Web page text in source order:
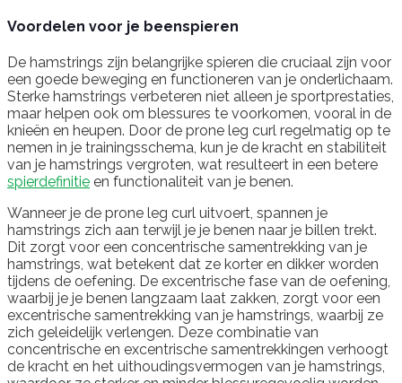
Voordelen voor je beenspieren
De hamstrings zijn belangrijke spieren die cruciaal zijn voor
een goede beweging en functioneren van je onderlichaam.
Sterke hamstrings verbeteren niet alleen je sportprestaties,
maar helpen ook om blessures te voorkomen, vooral in de
knieën en heupen. Door de prone leg curl regelmatig op te
nemen in je trainingsschema, kun je de kracht en stabiliteit
van je hamstrings vergroten, wat resulteert in een betere
spierdefinitie en functionaliteit van je benen.
Wanneer je de prone leg curl uitvoert, spannen je
hamstrings zich aan terwijl je je benen naar je billen trekt.
Dit zorgt voor een concentrische samentrekking van je
hamstrings, wat betekent dat ze korter en dikker worden
tijdens de oefening. De excentrische fase van de oefening,
waarbij je je benen langzaam laat zakken, zorgt voor een
excentrische samentrekking van je hamstrings, waarbij ze
zich geleidelijk verlengen. Deze combinatie van
concentrische en excentrische samentrekkingen verhoogt
de kracht en het uithoudingsvermogen van je hamstrings,